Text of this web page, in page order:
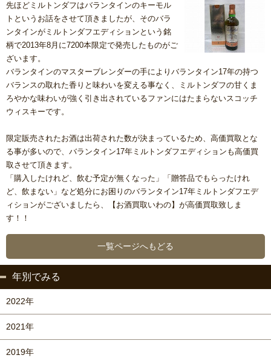
先ほどミルトンダフはバランタインのキーモル
トというお話をさせて頂きましたが、そのバラ
ンタインがミルトンダフエディションという銘
柄で2013年8月に7200本限定で発売したものがご
ざいます。
バランタインのマスターブレンダーの手によりバランタイン17年の持つ
バランスの取れた香りと味わいを変える事なく、ミルトンダフの甘くま
ろやかな味わいが強く引き出されているファンにはたまらないスコッチ
ウィスキーです。
限定販売されたお酒は出荷された数が決まっているため、高価買取とな
る事が多いので、バランタイン17年ミルトンダフエディションも高価買
取させて頂きます。
「購入したけれど、飲む予定が無くなった」「贈答品でもらったけれ
ど、飲まない」など処分にお困りのバランタイン17年ミルトンダフエデ
ィションがございましたら、【お酒買取いわの】が高価買取致しま
す！！
一覧ページへもどる
年別でみる
2022年
2021年
2019年